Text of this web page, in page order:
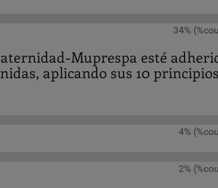
34%
Muprespa esté
aplicando sus 10
4%
2%